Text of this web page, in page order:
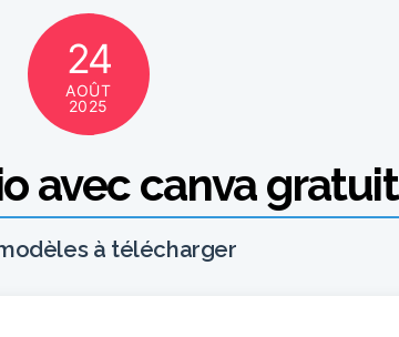
24
AOÛT
2025
avec canva gratuit
à télécharger